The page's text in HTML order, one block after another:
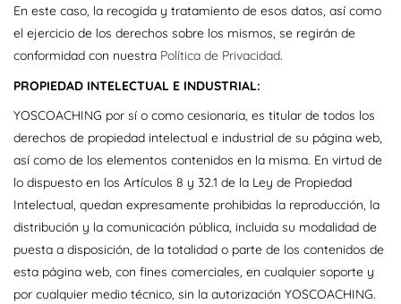
En este caso, la recogida y tratamiento de esos datos, así como
el ejercicio de los derechos sobre los mismos, se regirán de
conformidad con nuestra Política de Privacidad.
PROPIEDAD INTELECTUAL E INDUSTRIAL:
YOSCOACHING por sí o como cesionaria, es titular de todos los
derechos de propiedad intelectual e industrial de su página web,
así como de los elementos contenidos en la misma. En virtud de
lo dispuesto en los Artículos 8 y 32.1 de la Ley de Propiedad
Intelectual, quedan expresamente prohibidas la reproducción, la
distribución y la comunicación pública, incluida su modalidad de
puesta a disposición, de la totalidad o parte de los contenidos de
esta página web, con fines comerciales, en cualquier soporte y
por cualquier medio técnico, sin la autorización YOSCOACHING.